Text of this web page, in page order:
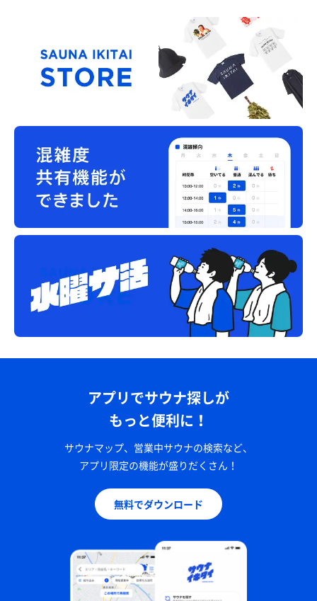
アプリでサウナ探しが
もっと便利に！
サウナマップ、営業中サウナの検索など、
アプリ限定の機能が盛りだくさん！
無料でダウンロード